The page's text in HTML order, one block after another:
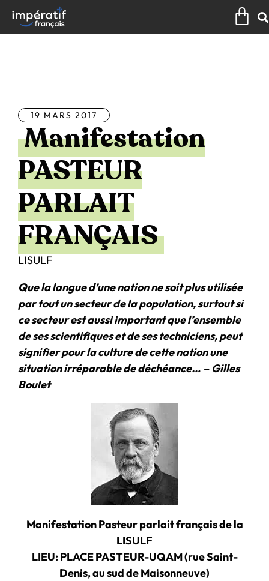
contenu
19 MARS 2017
Manifestation
PASTEUR
PARLAIT
FRANÇAIS
LISULF
Que la langue d’une nation ne soit plus utilisée
par tout un secteur de la population, surtout si
ce secteur est aussi important que l’ensemble
de ses scientifiques et de ses techniciens, peut
signifier pour la culture de cette nation une
situation irréparable de déchéance… – Gilles
Boulet
Manifestation Pasteur parlait français de la
LISULF
LIEU: PLACE PASTEUR-UQAM (rue Saint-
Denis, au sud de Maisonneuve)